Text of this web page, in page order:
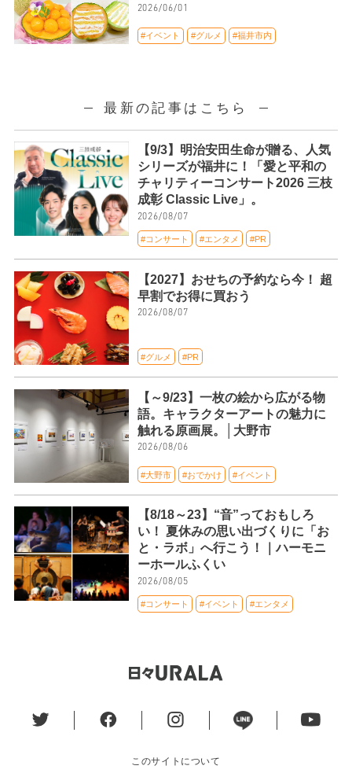
2026/06/01
#イベント #グルメ #福井市内
最新の記事はこちら
【9/3】明治安田生命が贈る、人気
シリーズが福井に！「愛と平和の
チャリティーコンサート2026 三枝
成彰 Classic Live」。
2026/08/07
#コンサート #エンタメ #PR
【2027】おせちの予約なら今！ 超
早割でお得に買おう
2026/08/07
#グルメ #PR
【～9/23】一枚の絵から広がる物
語。キャラクターアートの魅力に
触れる原画展。│大野市
2026/08/06
#大野市 #おでかけ #イベント
【8/18～23】“音”っておもしろ
い！ 夏休みの思い出づくりに「お
と・ラボ」へ行こう！｜ハーモニ
ーホールふくい
2026/08/05
#コンサート #イベント #エンタメ
このサイトについて